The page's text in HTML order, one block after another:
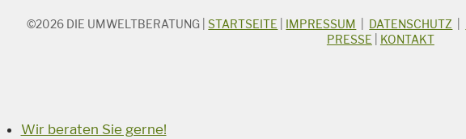
©2026 DIE UMWELTBERATUNG |STARTSEITE IMPRESSUM DATENSCHUTZ
PRESSE
KONTAKT
Wir beraten Sie gerne!